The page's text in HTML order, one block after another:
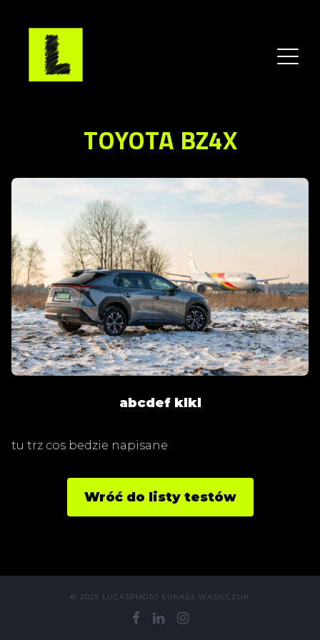
TOYOTA BZ4X
abcdef klkl
tu trz cos bedzie napisane
Wróć do listy testów
© 2025 LUCASPHOTO ŁUKASZ WASILCZUK